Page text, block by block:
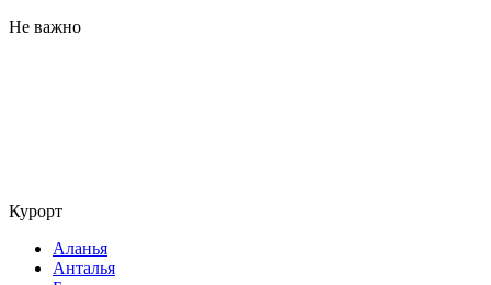
Не важно
Курорт
Аланья
Анталья